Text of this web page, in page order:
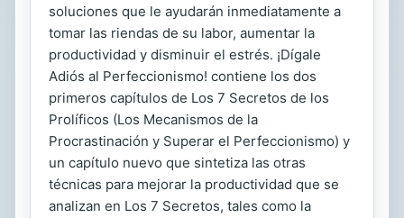
soluciones que le ayudarán inmediatamente a
tomar las riendas de su labor, aumentar la
productividad y disminuir el estrés. ¡Dígale
Adiós al Perfeccionismo! contiene los dos
primeros capítulos de Los 7 Secretos de los
Prolíficos (Los Mecanismos de la
Procrastinación y Superar el Perfeccionismo) y
un capítulo nuevo que sintetiza las otras
técnicas para mejorar la productividad que se
analizan en Los 7 Secretos, tales como la